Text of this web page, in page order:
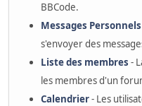
BBCode.
Messages Personnels
s'envoyer des
Liste des membres -
les membres d'un
Calendrier- Les